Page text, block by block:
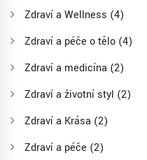
Zdraví a Wellness (4)
Zdraví a péče o tělo (4)
Zdraví a medicína (2)
Zdraví a životní styl (2)
Zdraví a Krása (2)
Zdraví a péče (2)